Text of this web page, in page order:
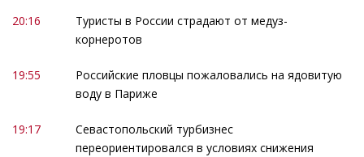
20:16
Туристы в России страдают от медуз-
корнеротов
19:55
Российские пловцы пожаловались на ядовитую
воду в Париже
19:17
Севастопольский турбизнес
переориентировался в условиях снижения